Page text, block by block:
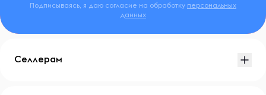
Подписываясь, я даю согласие на обработку персональных
данных
Селлерам